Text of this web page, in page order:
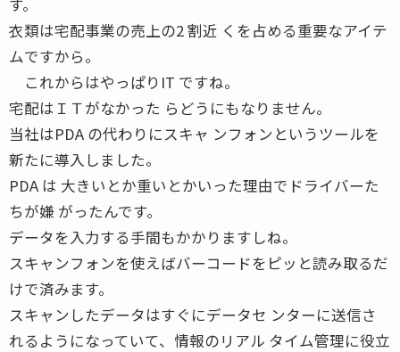
衣類は宅配事業の売上の2 割近 くを占める重要なアイテ
ムですから。
これからはやっぱりIT ですね。
宅配はＩＴがなかった らどうにもなりません。
当社はPDA の代わりにスキャ ンフォンというツールを
新たに導入しました。
PDA は 大きいとか重いとかいった理由でドライバーた
ちが嫌 がったんです。
データを入力する手間もかかりますしね。
スキャンフォンを使えばバーコードをピッと読み取るだ
けで済みます。
スキャンしたデータはすぐにデータセ ンターに送信さ
れるようになっていて、情報のリアル タイム管理に役立